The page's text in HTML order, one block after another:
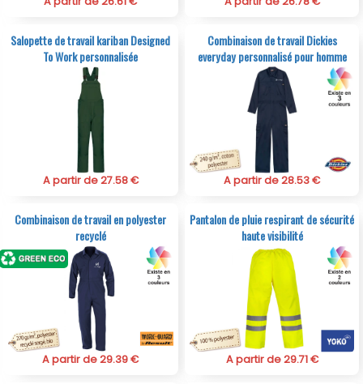
Salopette de travail kariban Designed
To Work personnalisée
A partir de 27.58 €
Combinaison de travail Dickies
everyday personnalisé pour homme
A partir de 28.53 €
Combinaison de travail en polyester
recyclé
A partir de 29.39 €
Pantalon de pluie respirant de sécurité
haute visibilité
A partir de 29.71 €